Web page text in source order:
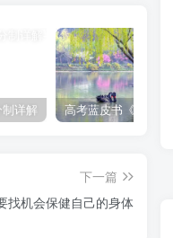
详解
下一篇
找机会保健自己的身体